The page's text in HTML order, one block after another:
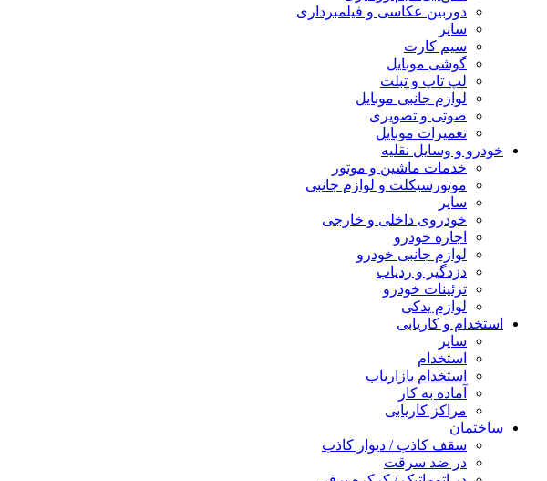
دوربین عکاسی و فیلمبرداری
سایر
سیم کارت
گوشی موبایل
لپ تاپ و تبلت
لوازم جانبی موبایل
صوتی و تصویری
تعمیرات موبایل
خودرو و وسایل نقلیه
خدمات ماشین و موتور
موتورسیکلت و لوازم جانبی
سایر
خودروی داخلی و خارجی
اجاره خودرو
لوازم جانبی خودرو
دزدگیر و ردیاب
تزئینات خودرو
لوازم یدکی
استخدام و کاریابی
سایر
استخدام
استخدام بازاریاب
آماده به کار
مراکز کاریابی
ساختمان
سقف کاذب / دیوار کاذب
در ضد سرقت